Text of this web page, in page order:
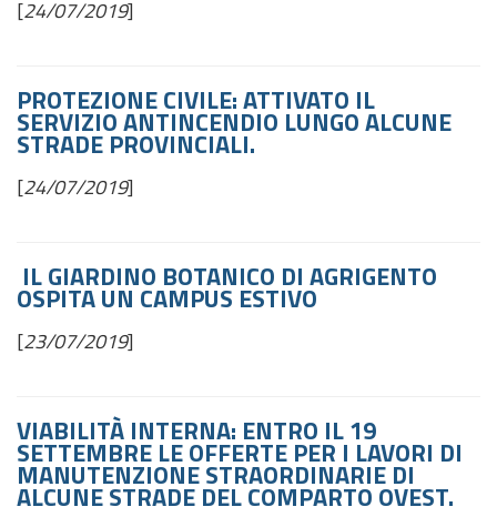
[24/07/2019]
PROTEZIONE CIVILE: ATTIVATO IL
SERVIZIO ANTINCENDIO LUNGO ALCUNE
STRADE PROVINCIALI.
[24/07/2019]
IL GIARDINO BOTANICO DI AGRIGENTO
OSPITA UN CAMPUS ESTIVO
[23/07/2019]
VIABILITÀ INTERNA: ENTRO IL 19
SETTEMBRE LE OFFERTE PER I LAVORI DI
MANUTENZIONE STRAORDINARIE DI
ALCUNE STRADE DEL COMPARTO OVEST.